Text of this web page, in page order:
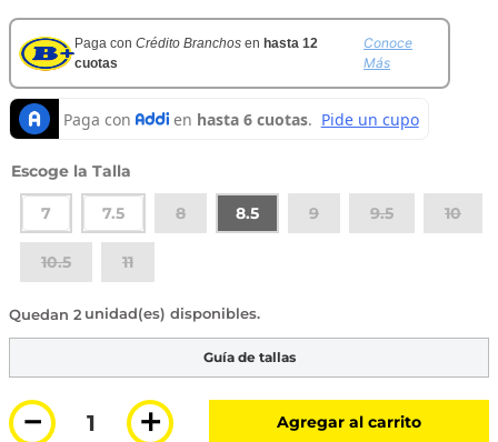
Paga con Crédito Branchos en hasta 12
cuotas
Conoce
Más
Talla
7 7.5 8 8.5 9 9.5 10
10.5 11
2 disponibles
Guía de tallas
＋
－ Agregar al carrito